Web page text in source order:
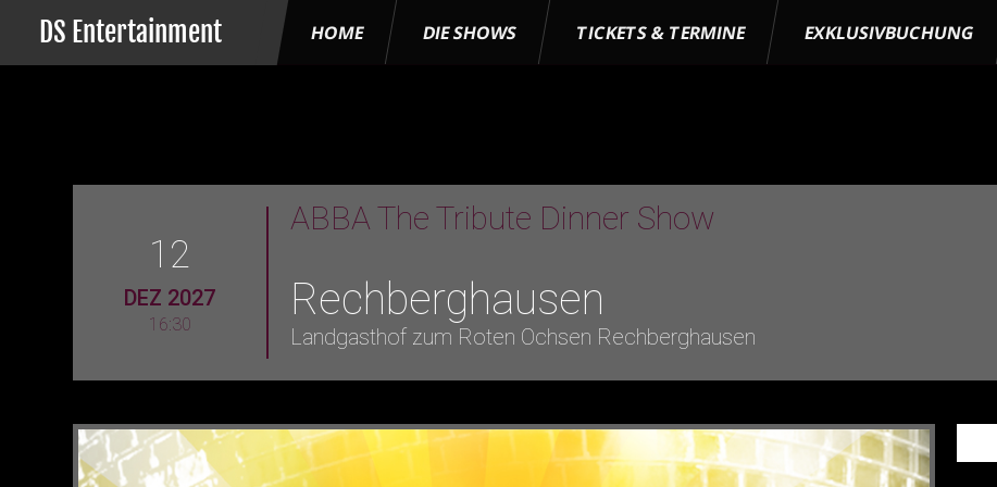
DS Entertainment HOME DIE SHOWS TICKETS & TERMINE EXKLUSIVBUCHUNG
12
DEZ 2027
16:30
ABBA The Tribute Dinner Show
Rechberghausen
Landgasthof zum Roten Ochsen Rechberghausen